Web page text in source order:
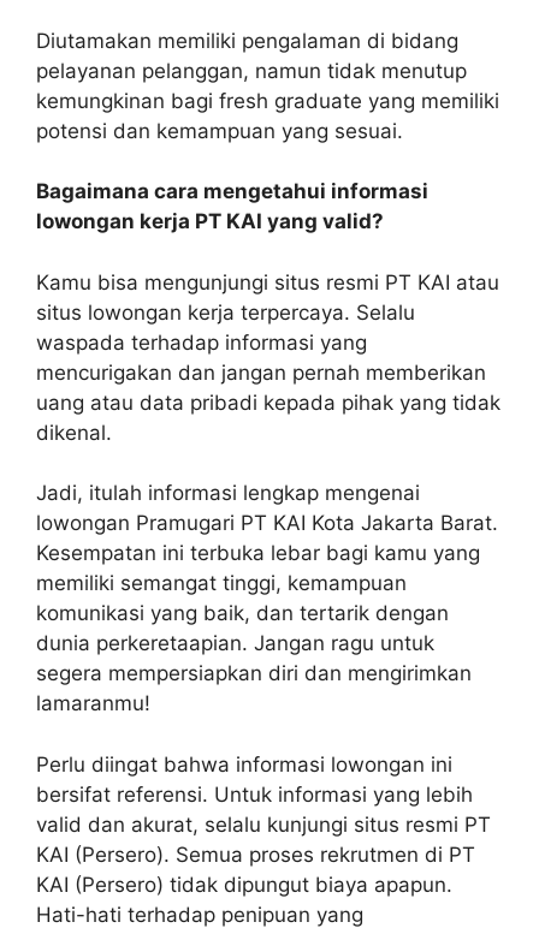
Diutamakan memiliki pengalaman di bidang
pelayanan pelanggan, namun tidak menutup
kemungkinan bagi fresh graduate yang memiliki
potensi dan kemampuan yang sesuai.
Bagaimana cara mengetahui informasi
lowongan kerja PT KAI yang valid?
Kamu bisa mengunjungi situs resmi PT KAI atau
situs lowongan kerja terpercaya. Selalu
waspada terhadap informasi yang
mencurigakan dan jangan pernah memberikan
uang atau data pribadi kepada pihak yang tidak
dikenal.
Jadi, itulah informasi lengkap mengenai
lowongan Pramugari PT KAI Kota Jakarta Barat.
Kesempatan ini terbuka lebar bagi kamu yang
memiliki semangat tinggi, kemampuan
komunikasi yang baik, dan tertarik dengan
dunia perkeretaapian. Jangan ragu untuk
segera mempersiapkan diri dan mengirimkan
lamaranmu!
Perlu diingat bahwa informasi lowongan ini
bersifat referensi. Untuk informasi yang lebih
valid dan akurat, selalu kunjungi situs resmi PT
KAI (Persero). Semua proses rekrutmen di PT
KAI (Persero) tidak dipungut biaya apapun.
Hati-hati terhadap penipuan yang